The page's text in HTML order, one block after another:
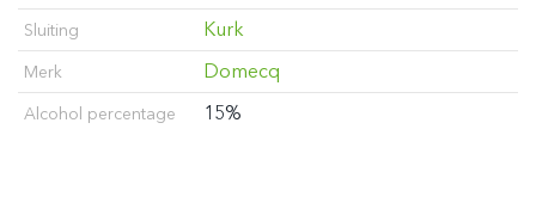
Sluiting Kurk
Merk Domecq
Alcohol percentage 15%